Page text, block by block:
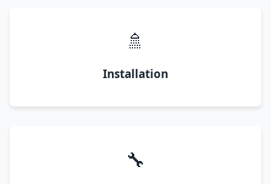
🚿
Installation
🔧